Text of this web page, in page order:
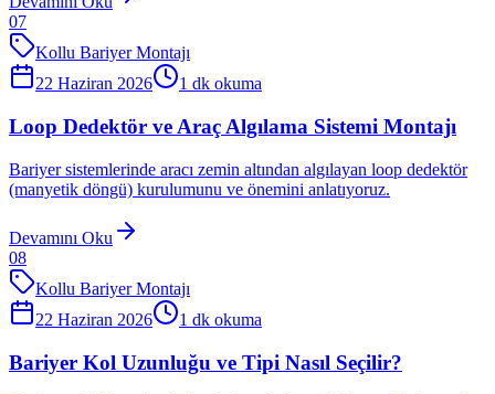
07
Kollu Bariyer Montajı
22 Haziran 2026
1 dk okuma
Loop Dedektör ve Araç Algılama Sistemi Montajı
Bariyer sistemlerinde aracı zemin altından algılayan loop dedektör
(manyetik döngü) kurulumunu ve önemini anlatıyoruz.
Devamını Oku
08
Kollu Bariyer Montajı
22 Haziran 2026
1 dk okuma
Bariyer Kol Uzunluğu ve Tipi Nasıl Seçilir?